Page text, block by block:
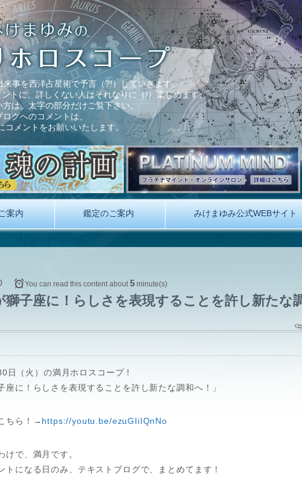
事を西洋占星術で予言（?!）していきます。
トに、詳しくない人はそれなりに（!）楽しめます。
は、太字の部分だけご覧下さい。
ログへのコメントは、
コメントをお願いいたします。
案内 鑑定のご案内 みけまゆみ公式WEBサイト
獅子座に！らしさを表現することを許し新たな
You can read this content about5 minute(s)
日（火）の満月ホロスコープ！
座に！らしさを表現することを許し新たな調和へ！」
ちら！→ https://youtu.be/ezuGIiIQnNo
けで、満月です。
トになる日のみ、テキストブログで、まとめてます！